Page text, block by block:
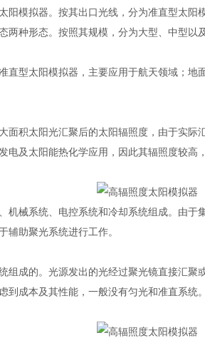
阳模拟器。按其出口光线，分为准直型太
两种形态。按照其规模，分为大型、中型以
型太阳模拟器，主要应用于航天领域；地
积太阳光汇聚后的太阳辐照度，由于实际
电及太阳能热化学应用，因此其辐照度较高
械系统、电控系统和冷却系统组成。由于
辅助聚光系统进行工作。
成的。光源发出的光经过聚光镜直接汇聚
到成本及其性能，一般没有匀光和准直系统。